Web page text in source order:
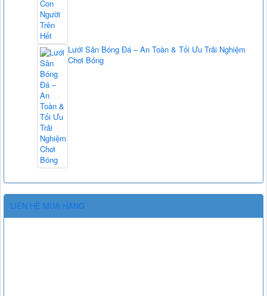
Lưới Sân Bóng Đá – An Toàn & Tối Ưu Trải Nghiệm
Chơi Bóng
LIÊN HỆ MUA HÀNG